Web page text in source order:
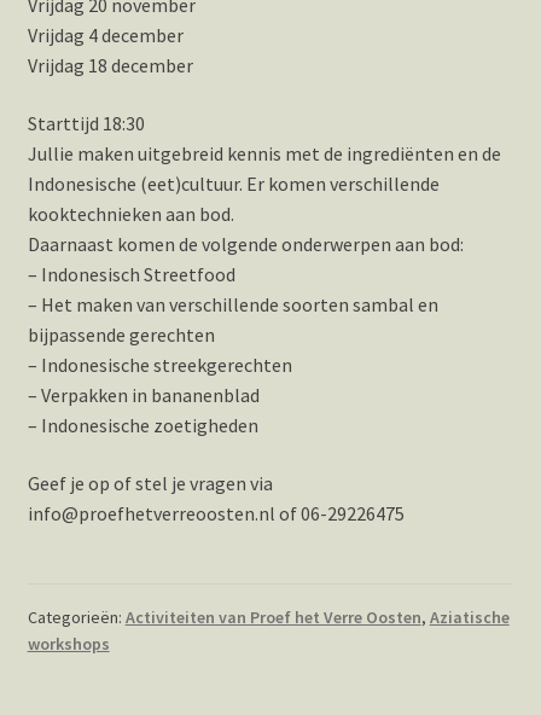
Vrijdag 20 november
Vrijdag 4 december
Vrijdag 18 december
Starttijd 18:30
Jullie maken uitgebreid kennis met de ingrediënten en de
Indonesische (eet)cultuur. Er komen verschillende
kooktechnieken aan bod.
Daarnaast komen de volgende onderwerpen aan bod:
– Indonesisch Streetfood
– Het maken van verschillende soorten sambal en
bijpassende gerechten
– Indonesische streekgerechten
– Verpakken in bananenblad
– Indonesische zoetigheden
Geef je op of stel je vragen via
info@proefhetverreoosten.nl of 06-29226475
Categorieën: Activiteiten van Proef het Verre Oosten, Aziatische
workshops